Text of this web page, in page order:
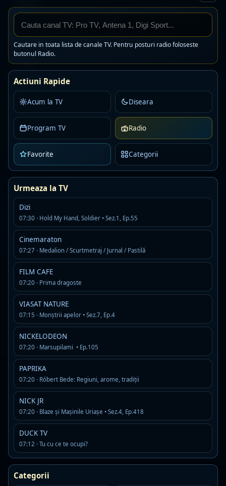
Cautare in toata lista de canale TV. Pentru posturi radio foloseste
butonul Radio.
Actiuni Rapide
Acum la TV Diseara
Program TV Radio
Favorite Categorii
Urmeaza la TV
Dizi
07:30 · Hold My Hand, Soldier • Sez.1, Ep.55
Cinemaraton
07:27 · Medalion / Scurtmetraj / Jurnal / Pastilă
FILM CAFE
07:20 · Prima dragoste
VIASAT NATURE
07:15 · Monştrii apelor • Sez.7, Ep.4
NICKELODEON
07:20 · Marsupilami • Ep.105
PAPRIKA
07:20 · Róbert Bede: Regiuni, arome, tradiţii
NICK JR
07:20 · Blaze și Mașinile Uriașe • Sez.4, Ep.418
DUCK TV
07:12 · Tu cu ce te ocupi?
Categorii
petrecere populara
manele
Asculta
Detalii
Kiss Fm Ro
AAC · 80 kbps
romanian pop
Asculta
Detalii
One FM Dance
AAC · 88 kbps
Asculta
Digi24FM
MP3
Asculta Detalii
Rock Fm Hard Rock
AAC · 80 kbps
classic rock
Asculta
Detalii
R
RADIO Petrecere
MP3 · 128 kbps
manele si petrecere
Asculta
Detalii
Super FM Offline
Asculta Detalii
D
DJ Radio Romania
MP3 · 128 kbps
Asculta
Detalii